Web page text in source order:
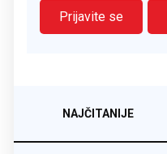
Prijavite se
NAJČITANIJE